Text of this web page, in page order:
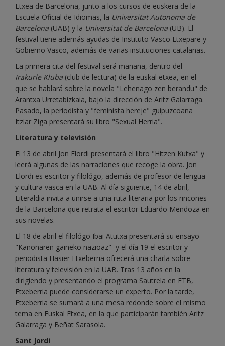
Etxea de Barcelona, junto a los cursos de euskera de la
Escuela Oficial de Idiomas, la Universitat Autonoma de
Barcelona (UAB) y la Universitat de Barcelona (UB). El
festival tiene además ayudas de Instituto Vasco Etxepare y
Gobierno Vasco, además de varias instituciones catalanas.
La primera cita del festival será mañana, dentro del
Irakurle Kluba (club de lectura) de la euskal etxea, en el
que se hablará sobre la novela "Lehenago zen berandu" de
Arantxa Urretabizkaia, bajo la dirección de Aritz Galarraga.
Pasado, la periodista y "feminista hereje" guipuzcoana
Itziar Ziga presentará su libro "Sexual Herria".
Literatura y televisión
El 13 de abril Jon Elordi presentará el libro "Hitzen Kutxa" y
leerá algunas de las narraciones que recoge la obra. Jon
Elordi es escritor y filológo, además de profesor de lengua
y cultura vasca en la UAB. Al día siguiente, 14 de abril,
Literaldia invita a unirse a una ruta literaria por los rincones
de la Barcelona que retrata el escritor Eduardo Mendoza en
sus novelas.
El 18 de abril el filológo Ibai Atutxa presentará su ensayo
"Kanonaren gaineko nazioaz" y el día 19 el escritor y
periodista Hasier Etxeberria ofrecerá una charla sobre
literatura y televisión en la UAB. Tras 13 años en la
dirigiendo y presentando el programa Sautrela en ETB,
Etxeberria puede considerarse un experto. Por la tarde,
Etxeberria se sumará a una mesa redonde sobre el mismo
tema en Euskal Etxea, en la que participarán también Aritz
Galarraga y Beñat Sarasola.
Sant Jordi